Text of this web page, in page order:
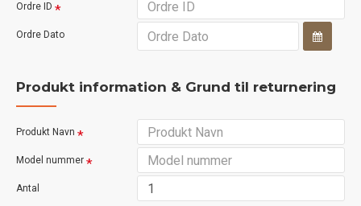
Ordre ID
Ordre Dato
Produkt information & Grund til returnering
Produkt Navn
Model nummer
Antal